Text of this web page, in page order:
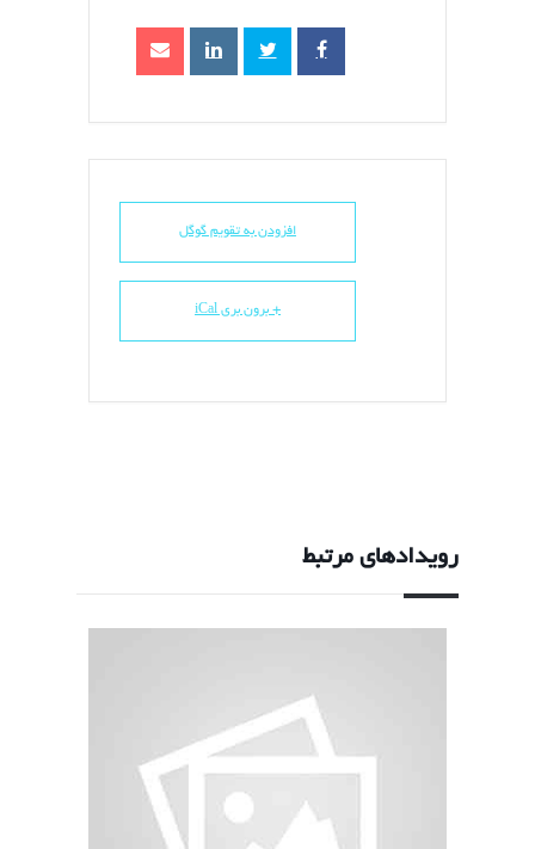
افزودن به تقویم گوگل
+ برون بری iCal
رویدادهای مرتبط